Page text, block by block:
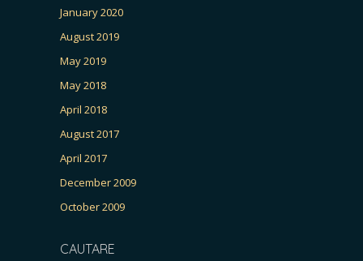
January 2020
August 2019
May 2019
May 2018
April 2018
August 2017
April 2017
December 2009
October 2009
CAUTARE